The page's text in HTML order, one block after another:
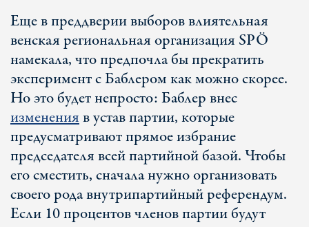
Еще в преддверии выборов влиятельная
венская региональная организация SPÖ
намекала, что предпочла бы прекратить
эксперимент с Баблером как можно скорее.
Но это будет непросто: Баблер внес
измененияв устав партии, которые
предусматривают прямое избрание
председателя всей партийной базой. Чтобы
его сместить, сначала нужно организовать
своего рода внутрипартийный референдум.
Если 10 процентов членов партии будут